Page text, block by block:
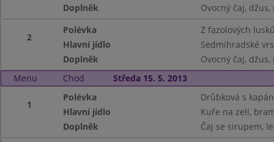
Doplněk
Ovocný čaj,
2
Polévka
Z fazolových
Hlavní jídlo
Sedmihradské
Doplněk
Ovocný čaj,
Menu
Chod Středa 15. 5. 2013
1
Polévka
Drůbková s
Hlavní jídlo
Kuře na zelí,
Doplněk
Čaj se sirupem,